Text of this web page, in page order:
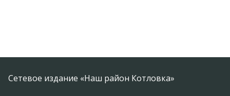
Сетевое издание «Наш район Котловка»